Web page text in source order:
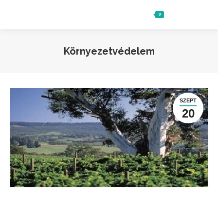
0
Környezetvédelem
SZEPT
20